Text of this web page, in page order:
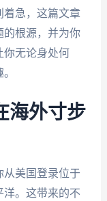
着急，这篇文章
的根源，并为你
你无论身处何
海外寸步
从美国登录位于
洋。这带来的不